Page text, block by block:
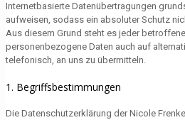
Internetbasierte Datenübertragungen
aufweisen, sodass ein absoluter Schutz
Aus diesem Grund steht es jeder
personenbezogene Daten auch auf
telefonisch, an uns zu übermitteln.
1. Begriffsbestimmungen
Die Datenschutzerklärung der Nicole